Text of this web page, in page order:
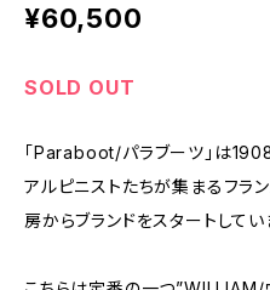
¥60,500
SOLD OUT
「Paraboot/パラブーツ」は
アルピニストたちが集まるフラ
房からブランドをスタートしてい